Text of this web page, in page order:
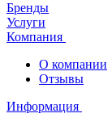
Бренды
Услуги
Компания
О компании
Отзывы
Информация